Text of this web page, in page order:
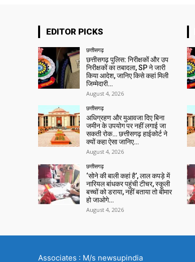
EDITOR PICKS
छत्तीसगढ़
छत्तीसगढ़ पुलिस: निरीक्षकों और उप
निरीक्षकों का तबादला, SP ने जारी
किया आदेश, जानिए किसे कहां मिली
जिम्मेदारी…
August 4, 2026
छत्तीसगढ़
अधिग्रहण और मुआवजा दिए बिना
जमीन के उपयोग पर नहीं लगाई जा
सकती रोक… छत्तीसगढ़ हाईकोर्ट ने
क्यों कहा ऐसा जानिए…
August 4, 2026
छत्तीसगढ़
‘सोने की बाली कहां है’, लाल कपड़े में
नारियल बांधकर पहुंची टीचर, स्कूली
बच्चों को डराया, नहीं बताया तो बीमार
हो जाओगे…
August 4, 2026
Associates : M/s newsupindia